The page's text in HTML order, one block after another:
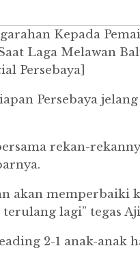
Kepada
Laga Melawan
Persebaya]
Persebaya
rekan-
akan memperbaiki
lagi” tegas
2-1 anak-